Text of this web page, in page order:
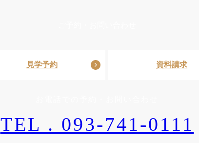
見学予約 資料請求
TEL . 093-741-0111